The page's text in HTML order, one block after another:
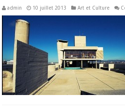
admin 10 juillet 2013 Art et Culture